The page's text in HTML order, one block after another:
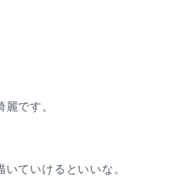
です。
ていけるといいな。